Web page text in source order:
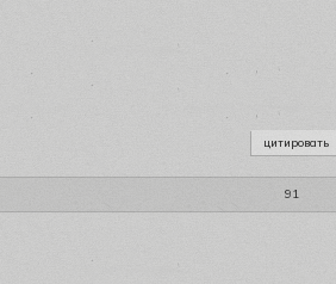
цитировать
91